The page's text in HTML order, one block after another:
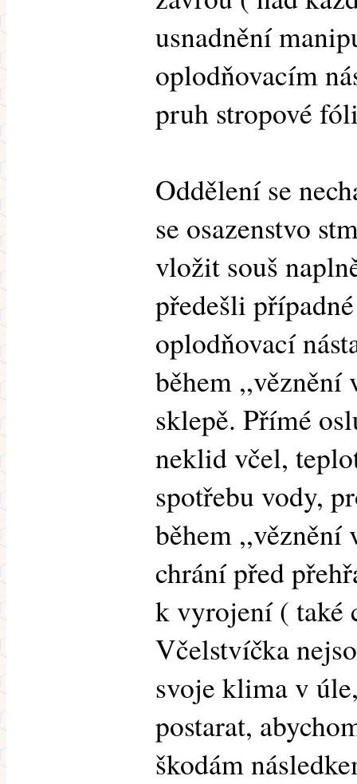
usnadnění
oplodňovacím
pruh stropové
Oddělení se
se osazenstvo
vložit souš
předešli
oplodňovací
během ,,věznění
sklepě. Přímé
neklid včel,
spotřebu vody,
během
chrání před
k vyrojení ( také
Včelstvíčka
svoje klima v
postarat,
škodám